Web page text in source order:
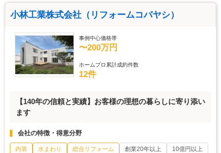
小林工業株式会社（リフォームコバヤシ）
事例中心価格帯
〜200万円
ホームプロ累計成約件数
12件
【140年の信頼と実績】お客様の理想の暮らしに寄り添い
ます
会社の特徴・得意分野
内装 水まわり 総合リフォーム 創業20年以上
10億円以上